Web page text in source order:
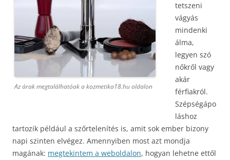
Az árak megtalálhatóak a kozmetika18.hu oldalon
tetszeni
vágyás
mindenki
álma,
legyen szó
nőkről vagy
akár
férfiakról.
Szépségápo
láshoz
tartozik például a szőrtelenítés is, amit sok ember bizony
napi szinten elvégez. Amennyiben most azt mondja
magának: megtekintem a weboldalon, hogyan lehetne ettől